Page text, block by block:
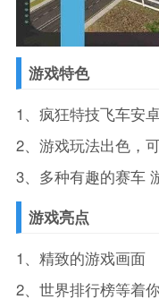
游戏特色
1、疯狂特技飞车安
2、游戏玩法出色，
3、多种有趣的赛车
游戏亮点
1、精致的游戏画面
2、世界排行榜等着